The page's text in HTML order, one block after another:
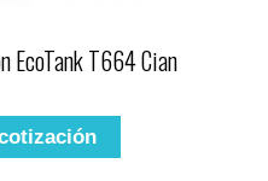
EcoTank T664 Cian